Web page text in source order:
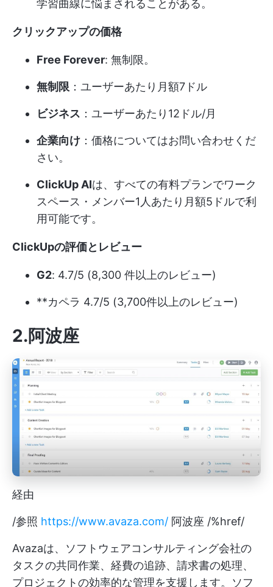
学習曲線に悩まされることがある。
クリックアップの価格
Free Forever: 無制限。
無制限 ：ユーザーあたり月額7ドル
ビジネス ：ユーザーあたり12ドル/月
企業向け ：価格についてはお問い合わせくだ
さい。
ClickUp AIは、すべての有料プランでワーク
スペース・メンバー1人あたり月額5ドルで利
用可能です。
ClickUpの評価とレビュー
G2: 4.7/5 (8,300 件以上のレビュー)
**カペラ 4.7/5 (3,700件以上のレビュー)
2.阿波座
経由
/参照 https://www.avaza.com/ 阿波座 /%href/
Avazaは、ソフトウェアコンサルティング会社の
タスクの共同作業、経費の追跡、請求書の処理、
プロジェクトの効率的な管理を支援します。ソフ